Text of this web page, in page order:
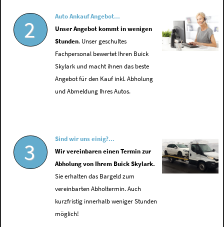
2
Auto Ankauf Angebot...
Unser Angebot kommt in wenigen
Stunden. Unser geschultes
Fachpersonal bewertet Ihren Buick
Skylark und macht ihnen das beste
Angebot für den Kauf inkl. Abholung
und Abmeldung Ihres Autos.
3
Sind wir uns einig?...
Wir vereinbaren einen Termin zur
Abholung von Ihrem Buick Skylark.
Sie erhalten das Bargeld zum
vereinbarten Abholtermin. Auch
kurzfristig innerhalb weniger Stunden
möglich!